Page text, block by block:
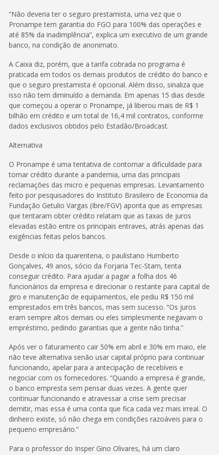
“Não deveria ter o seguro prestamista, uma vez que o
Pronampe tem garantia do FGO para 100% das operações e
até 85% da inadimplência”, explica um executivo de um grande
banco, na condição de anonimato.
A Caixa diz, porém, que a tarifa cobrada no programa é
praticada em todos os demais produtos de crédito do banco e
que o seguro prestamista é opcional. Além disso, sinaliza que
isso não tem diminuído a demanda. Em apenas 15 dias desde
que começou a operar o Pronampe, já liberou mais de R$ 1
bilhão em crédito e um total de 16,4 mil contratos, conforme
dados exclusivos obtidos pelo Estadão/Broadcast.
Alternativa
O Pronampe é uma tentativa de contornar a dificuldade para
tomar crédito durante a pandemia, uma das principais
reclamações das micro e pequenas empresas. Levantamento
feito por pesquisadores do Instituto Brasileiro de Economia da
Fundação Getulio Vargas (Ibre/FGV) aponta que as empresas
que tentaram obter crédito relatam que as taxas de juros
elevadas estão entre os principais entraves, atrás apenas das
exigências feitas pelos bancos.
Desde o início da quarentena, o paulistano Humberto
Gonçalves, 49 anos, sócio da Forjaria Tec-Stam, tenta
conseguir crédito. Para ajudar a pagar a folha dos 46
funcionários da empresa e direcionar o restante para capital de
giro e manutenção de equipamentos, ele pediu R$ 150 mil
emprestados em três bancos, mas sem sucesso. “Os juros
eram sempre altos demais ou eles simplesmente negavam o
empréstimo, pedindo garantias que a gente não tinha.”
Após ver o faturamento cair 50% em abril e 30% em maio, ele
não teve alternativa senão usar capital próprio para continuar
funcionando, apelar para a antecipação de recebíveis e
negociar com os fornecedores. “Quando a empresa é grande,
o banco empresta sem pensar duas vezes. A gente quer
continuar funcionando e atravessar a crise sem precisar
demitir, mas essa é uma conta que fica cada vez mais irreal. O
dinheiro existe, só não chega em condições razoáveis para o
pequeno empresário.”
Para o professor do Insper Gino Olivares, há um claro